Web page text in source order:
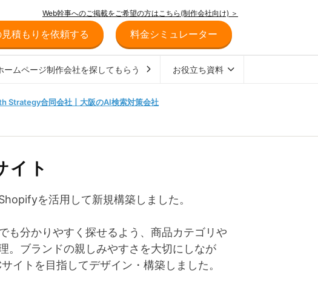
Web幹事へのご掲載をご希望の方はこちら(制作会社向け) ＞
積もりを依頼する 料金シミュレーター
ームページ制作会社を探してもらう お役立ち資料
Strategy合同会社丨大阪のAI検索対策会社
イト
を活用して新規構築しました。
も分かりやすく探せるよう、商品カテゴリや
。ブランドの親しみやすさを大切にしなが
イトを目指してデザイン・構築しました。